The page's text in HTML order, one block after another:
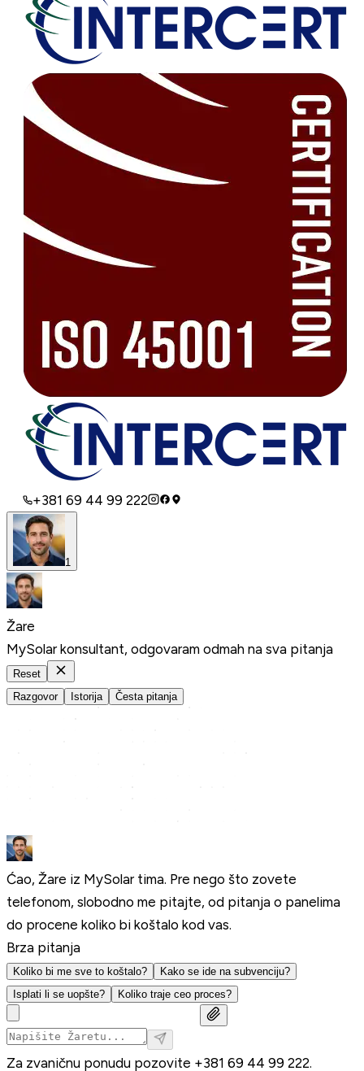
+381 69 44 99 222
1
Žare
MySolar konsultant, odgovaram odmah na sva pitanja
Reset
Razgovor
Istorija Česta pitanja
Ćao, Žare iz MySolar tima. Pre nego što zovete
telefonom, slobodno me pitajte, od pitanja o panelima
do procene koliko bi koštalo kod vas.
Brza pitanja
Koliko bi me sve to koštalo?
Kako se ide na subvenciju?
Isplati li se uopšte?
Koliko traje ceo proces?
Za zvaničnu ponudu pozovite +381 69 44 99 222.